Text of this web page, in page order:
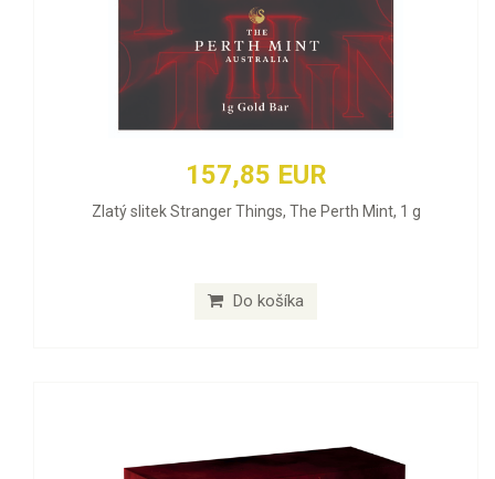
157,85 EUR
Zlatý slitek Stranger Things, The Perth Mint, 1 g
Do košíka